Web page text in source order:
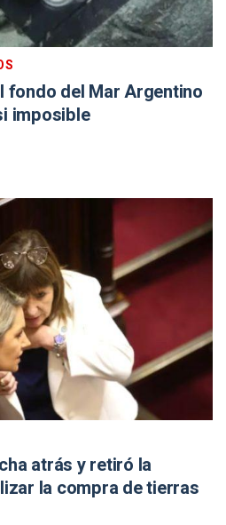
fondo del Mar Argentino
imposible
atrás y retiró la
la compra de tierras